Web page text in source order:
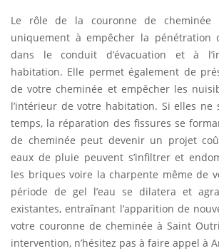
Le rôle de la couronne de
uniquement à empêcher la pénétration
dans le conduit d’évacuation et à
habitation. Elle permet également de
de votre cheminée et empêcher les
l’intérieur de votre habitation. Si elles ne
temps, la réparation des fissures se
de cheminée peut devenir un projet
eaux de pluie peuvent s’infiltrer et
les briques voire la charpente même de
période de gel l’eau se dilatera et
existantes, entraînant l’apparition de
votre couronne de cheminée à Saint
intervention, n’hésitez pas à faire appel à